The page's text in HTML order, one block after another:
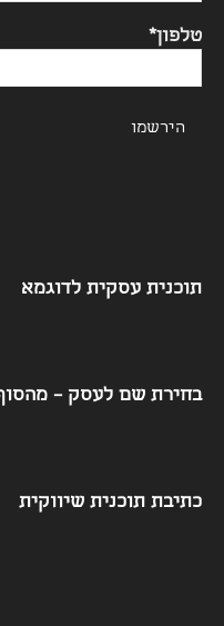
טלפון*
תוכנית עסקית לדוגמא
בחירת שם לעסק –
כתיבת תוכנית שיווקית